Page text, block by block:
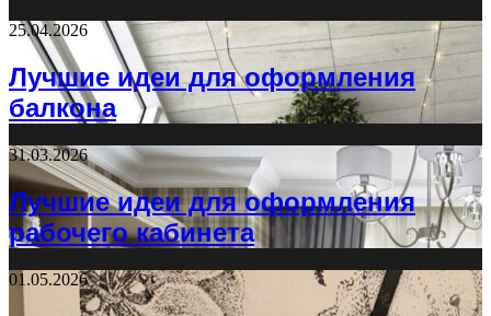
25.04.2026
Лучшие идеи для оформления
балкона
31.03.2026
Лучшие идеи для оформления
рабочего кабинета
01.05.2026